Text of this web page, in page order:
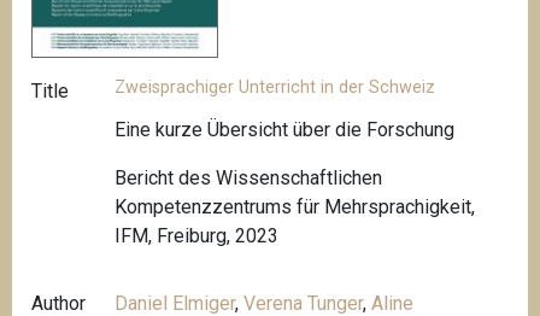
Title Zweisprachiger Unterricht in der Schweiz
Eine kurze Übersicht über die Forschung
Bericht des Wissenschaftlichen
Kompetenzzentrums für Mehrsprachigkeit,
IFM, Freiburg, 2023
Author Daniel Elmiger,Verena Tunger,Aline